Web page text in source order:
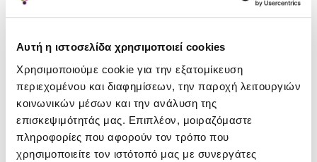
Αυτή η ιστοσελίδα χρησιμοποιεί cookies
Χρησιμοποιούμε cookie για την εξατομίκευση
περιεχομένου και διαφημίσεων, την παροχή λειτουργιών
κοινωνικών μέσων και την ανάλυση της
επισκεψιμότητάς μας. Επιπλέον, μοιραζόμαστε
πληροφορίες που αφορούν τον τρόπο που
χρησιμοποιείτε τον ιστότοπό μας με συνεργάτες